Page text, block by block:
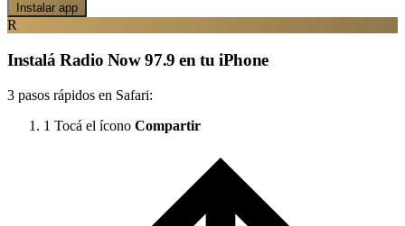
Instalar app
R
Instalá Radio Now 97.9 en tu iPhone
3 pasos rápidos en Safari:
1 Tocá el ícono Compartir